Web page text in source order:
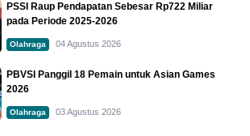
PSSI Raup Pendapatan Sebesar Rp722 Miliar
pada Periode 2025-2026
Olahraga 04 Agustus 2026
PBVSI Panggil 18 Pemain untuk Asian Games
2026
Olahraga 03 Agustus 2026